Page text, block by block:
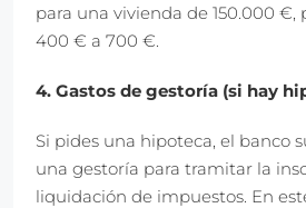
para una vivienda de 150.000 €,
400 € a 700 €.
4. Gastos de gestoría (si hay
Si pides una hipoteca, el banco
una gestoría para tramitar la
liquidación de impuestos. En